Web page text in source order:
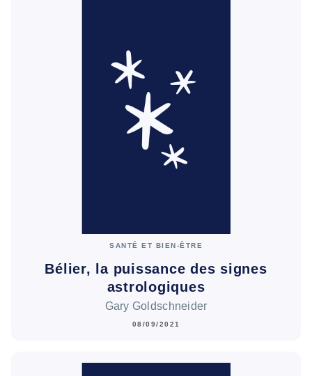
SANTÉ ET BIEN-ÊTRE
Bélier, la puissance des signes
astrologiques
Gary Goldschneider
08/09/2021